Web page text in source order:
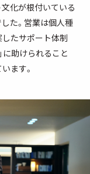
化が根付いている
た。営業は個人種
たサポート体制
に助けられること
ます。